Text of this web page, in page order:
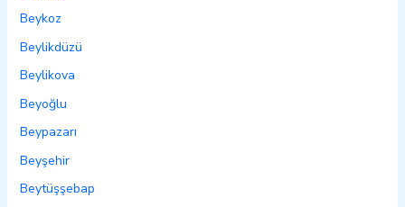
Beykoz
Beylikdüzü
Beylikova
Beyoğlu
Beypazarı
Beyşehir
Beytüşşebap